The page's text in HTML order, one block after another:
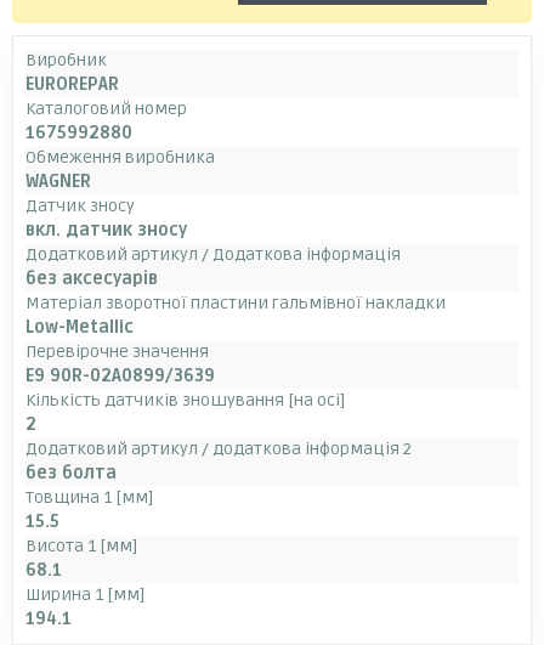
Виробник
EUROREPAR
Каталоговий номер
1675992880
Обмеження виробника
WAGNER
Датчик зносу
вкл. датчик зносу
Додатковий артикул / Додаткова інформація
без аксесуарів
Матеріал зворотної пластини гальмівної накладки
Low-Metallic
Перевірочне значення
E9 90R-02A0899/3639
Кількість датчиків зношування [на осі]
2
Додатковий артикул / додаткова інформація 2
без болта
Товщина 1 [мм]
15.5
Висота 1 [мм]
68.1
Ширина 1 [мм]
194.1